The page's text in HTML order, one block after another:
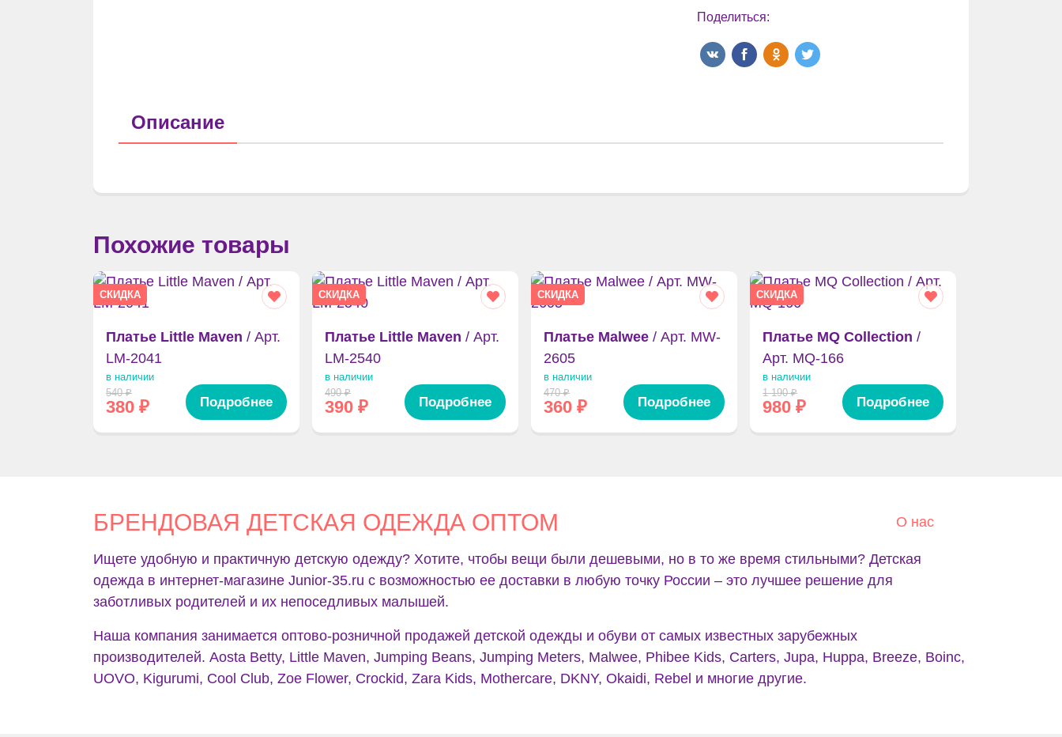
Поделиться:
Описание
Похожие товары
СКИДКА
Платье Little Maven / Арт.
LM-2041
в наличии
540₽
380 ₽ Подробнее
СКИДКА
Платье Little Maven / Арт.
LM-2540
в наличии
490₽
390 ₽ Подробнее
СКИДКА
Платье Malwee / Арт. MW-
2605
в наличии
470₽
360 ₽ Подробнее
СКИДКА
Платье MQ Collection /
Арт. MQ-166
в наличии
1 190₽
980 ₽ Подробнее
БРЕНДОВАЯ ДЕТСКАЯ ОДЕЖДА ОПТОМ О нас
Ищете удобную и практичную детскую одежду? Хотите, чтобы вещи были дешевыми, но в то же время стильными? Детская
одежда в интернет-магазине Junior-35.ru с возможностью ее доставки в любую точку России – это лучшее решение для
заботливых родителей и их непоседливых малышей.
Наша компания занимается оптово-розничной продажей детской одежды и обуви от самых известных зарубежных
производителей. Aosta Betty, Little Maven, Jumping Beans, Jumping Meters, Malwee, Phibee Kids, Carters, Jupa, Huppa, Breeze, Boinc,
UOVO, Kigurumi, Cool Club, Zoe Flower, Crockid, Zara Kids, Mothercare, DKNY, Okaidi, Rebel и многие другие.